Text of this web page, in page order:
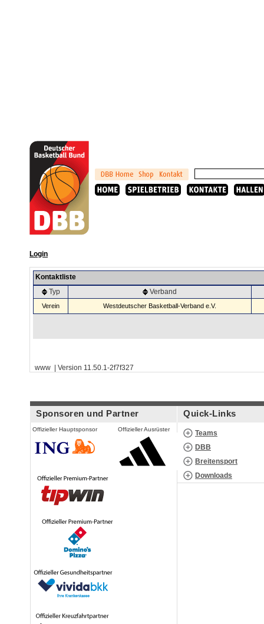
Login
Kontaktliste
Typ
Verband
Verein Westdeutscher Basketball-Verband e.V.
www | Version 11.50.1-2f7f327
Sponsoren und Partner
Offizieller Hauptsponsor Offizieller Ausrüster
Quick-Links
Teams
DBB
Breitensport
Downloads